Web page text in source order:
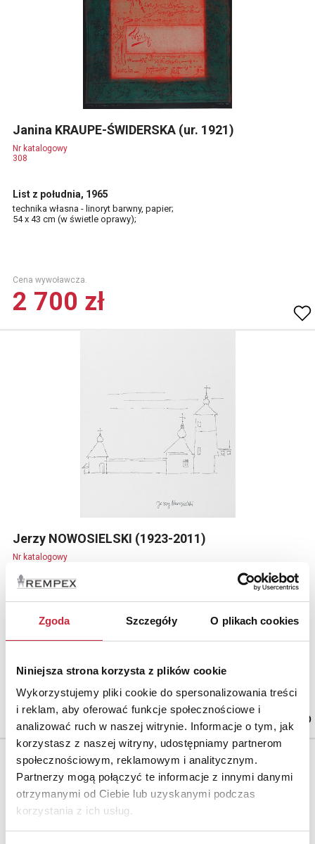
Zgoda Szczegóły O plikach cookies
Niniejsza strona korzysta z plików cookie
Wykorzystujemy pliki cookie do spersonalizowania treści
i reklam, aby oferować funkcje społecznościowe i
analizować ruch w naszej witrynie. Informacje o tym, jak
korzystasz z naszej witryny, udostępniamy partnerom
społecznościowym, reklamowym i analitycznym.
Partnerzy mogą połączyć te informacje z innymi danymi
otrzymanymi od Ciebie lub uzyskanymi podczas
korzystania z ich usług.
Janina KRAUPE-ŚWIDERSKA (ur. 1921)
Nr katalogowy
308
List z południa, 1965
technika własna - linoryt barwny, papier;
54 x 43 cm (w świetle oprawy);
Cena wywoławcza.
2 700 zł
Jerzy NOWOSIELSKI (1923-2011)
Nr katalogowy
Cerkwie
tusz, papier;
28,5 x 20 cm (w świetle oprawy);
Cena wywoławcza.
2 600 zł